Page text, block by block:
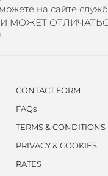
на сайте
CONTACT FORM
FAQs
TERMS & CONDITIONS
PRIVACY & COOKIES
RATES